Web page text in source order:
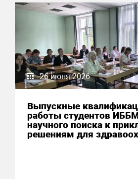
26 июня 2026
Выпускные
работы студентов
научного поиска к
решениям для